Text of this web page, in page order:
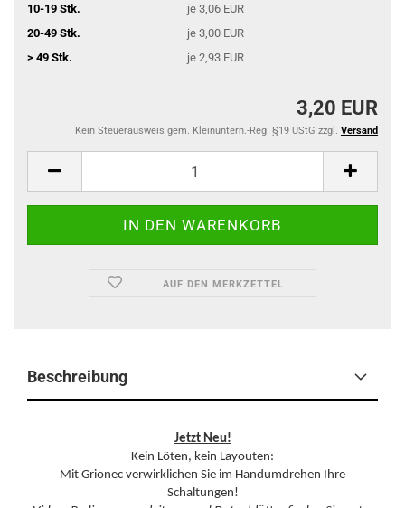
10-19 Stk.
je 3,06 EUR
20-49 Stk.
je 3,00 EUR
> 49 Stk.
je 2,93 EUR
3,20 EUR
Kein Steuerausweis gem. Kleinuntern.-Reg. §19 UStG zzgl. Versand
AUF DEN MERKZETTEL
Beschreibung
Jetzt Neu!
Kein Löten, kein Layouten:
Mit Grionec verwirklichen Sie im Handumdrehen Ihre
Schaltungen!